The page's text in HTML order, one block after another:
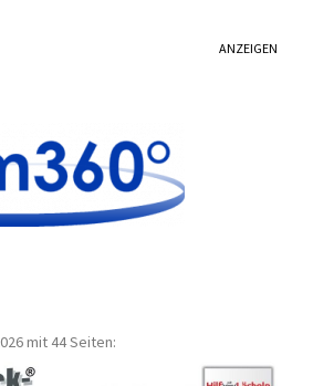
ANZEIGEN
mit 44 Seiten: